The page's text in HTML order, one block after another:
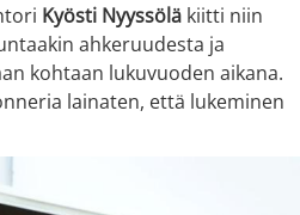
Kyösti Nyyssölä kiitti niin
ahkeruudesta ja
kohtaan lukuvuoden aikana.
lainaten, että lukeminen